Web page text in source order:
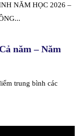
NĂM HỌC 2026 –
năm – Năm
trung bình các